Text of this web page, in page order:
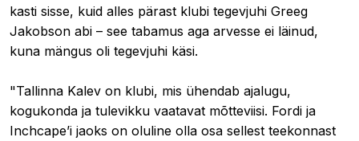
kasti sisse, kuid alles pärast klubi tegevjuhi Greeg
Jakobson abi – see tabamus aga arvesse ei läinud,
kuna mängus oli tegevjuhi käsi.
"Tallinna Kalev on klubi, mis ühendab ajalugu,
kogukonda ja tulevikku vaatavat mõtteviisi. Fordi ja
Inchcape’i jaoks on oluline olla osa sellest teekonnast